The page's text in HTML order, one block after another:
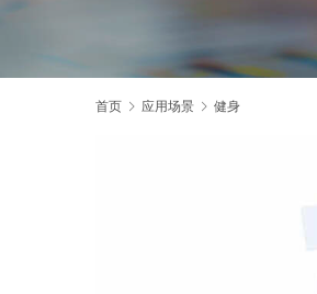
首页 应用场景 健身